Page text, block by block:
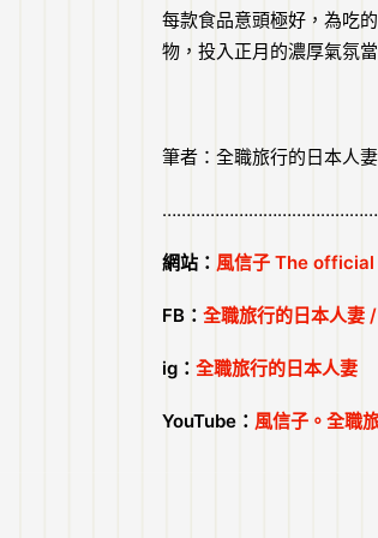
每款食品意頭極好，為吃
物，投入正月的濃厚氣氛當
筆者：全職旅行的日本人
網站： 風信子 The
FB： 全職旅行的日本人妻
ig： 全職旅行的日本人妻
YouTube： 風信子。全職